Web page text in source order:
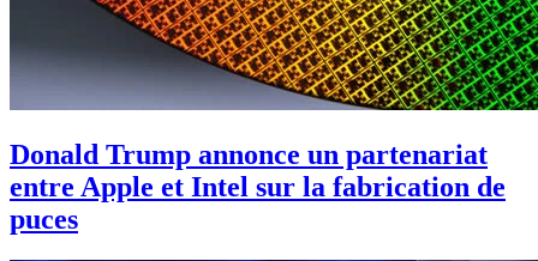
Donald Trump annonce un partenariat
entre Apple et Intel sur la fabrication de
puces